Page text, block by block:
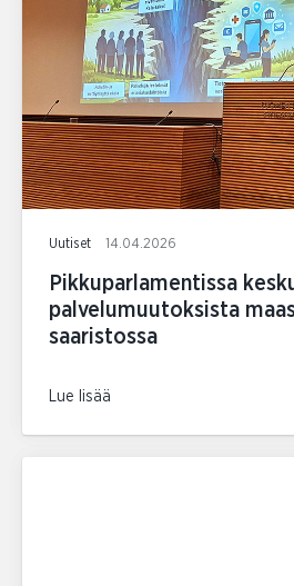
Uutiset 14.04.2026
Pikkuparlamentissa
palvelumuutoksista
saaristossa
Lue lisää